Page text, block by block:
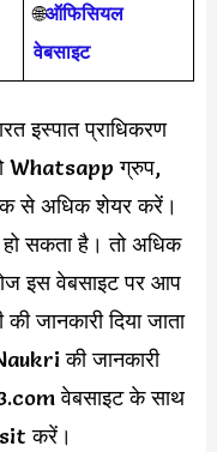
🌐ऑफिसियल
वेबसाइट
इस्पात प्राधिकरण
Whatsapp ग्रुप,
से अधिक शेयर करें।
सकता है। तो अधिक
इस वेबसाइट पर आप
जानकारी दिया जाता
की जानकारी
वेबसाइट के साथ
करें।